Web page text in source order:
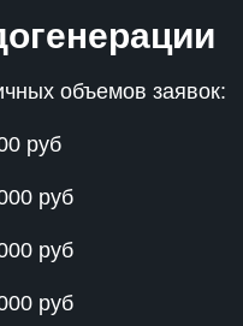
объемов заявок:
руб
руб
руб
руб